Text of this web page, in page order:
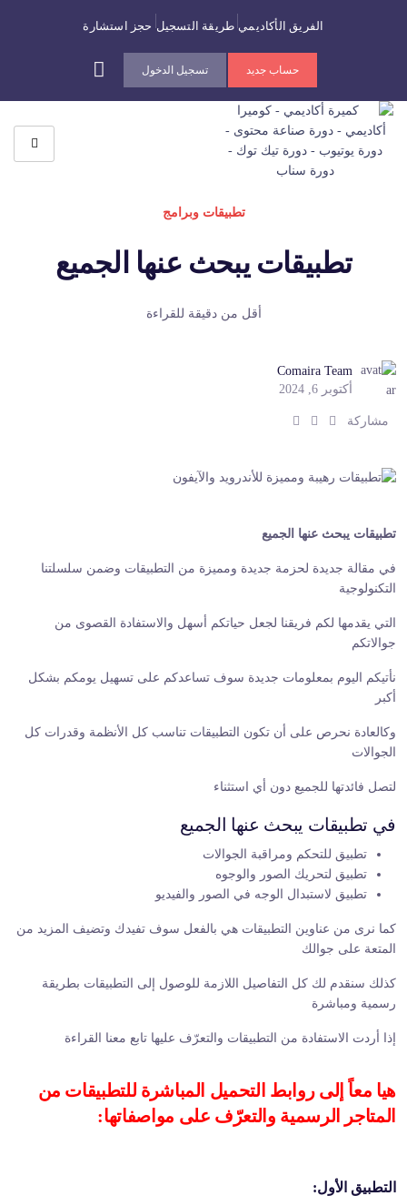
الفريق الأكاديمي طريقة التسجيل حجز استشارة
حساب جديد تسجيل الدخول
تطبيقات وبرامج
تطبيقات يبحث عنها الجميع
أقل من دقيقة للقراءة
Comaira Team
أكتوبر 6, 2024
مشاركة
ك ك ك
تطبيقات يبحث عنها الجميع
في مقالة جديدة لحزمة جديدة ومميزة من التطبيقات وضمن سلسلتنا
التكنولوجية
التي يقدمها لكم فريقنا لجعل حياتكم أسهل والاستفادة القصوى من
جوالاتكم
نأتيكم اليوم بمعلومات جديدة سوف تساعدكم على تسهيل يومكم بشكل
أكبر
وكالعادة نحرص على أن تكون التطبيقات تناسب كل الأنظمة وقدرات كل
الجوالات
لتصل فائدتها للجميع دون أي استثناء
في تطبيقات يبحث عنها الجميع
تطبيق للتحكم ومراقبة الجوالات
تطبيق لتحريك الصور والوجوه
تطبيق لاستبدال الوجه في الصور والفيديو
كما نرى من عناوين التطبيقات هي بالفعل سوف تفيدك وتضيف المزيد من
المتعة على جوالك
كذلك سنقدم لك كل التفاصيل اللازمة للوصول إلى التطبيقات بطريقة
رسمية ومباشرة
إذا أردت الاستفادة من التطبيقات والتعرّف عليها تابع معنا القراءة
هيا معاً إلى روابط التحميل المباشرة للتطبيقات من
المتاجر الرسمية والتعرّف على مواصفاتها:
التطبيق الأول: